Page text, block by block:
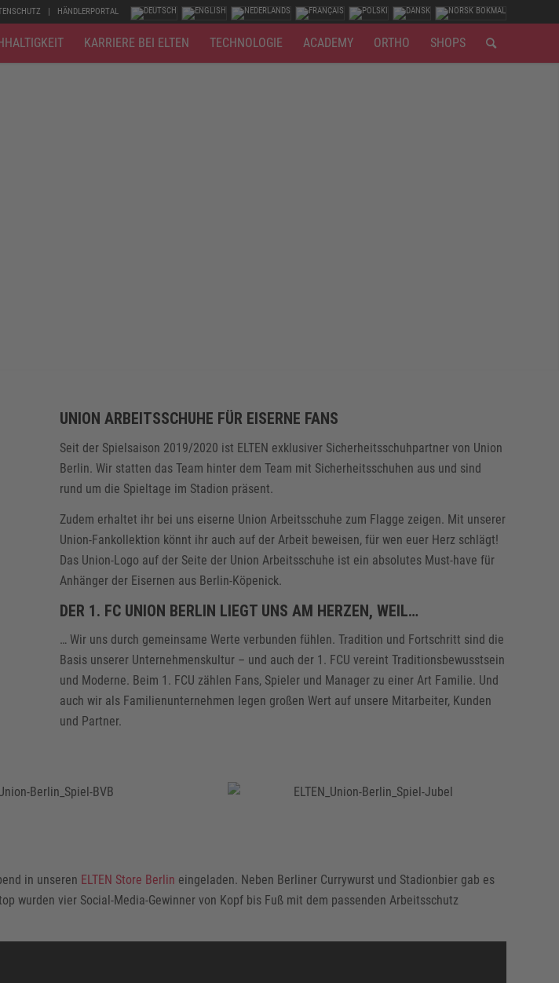
HÄNDLERPORTAL
KARRIERE BEI ELTEN TECHNOLOGIE ACADEMY ORTHO SHOPS
UNION ARBEITSSCHUHE FÜR EISERNE FANS
Seit der Spielsaison 2019/2020 ist ELTEN exklusiver Sicherheitsschuhpartner von Union
Berlin. Wir statten das Team hinter dem Team mit Sicherheitsschuhen aus und sind
rund um die Spieltage im Stadion präsent.
Zudem erhaltet ihr bei uns eiserne Union Arbeitsschuhe zum Flagge zeigen. Mit unserer
Union-Fankollektion könnt ihr auch auf der Arbeit beweisen, für wen euer Herz schlägt!
Das Union-Logo auf der Seite der Union Arbeitsschuhe ist ein absolutes Must-have für
Anhänger der Eisernen aus Berlin-Köpenick.
DER 1. FC UNION BERLIN LIEGT UNS AM HERZEN, WEIL…
… Wir uns durch gemeinsame Werte verbunden fühlen. Tradition und Fortschritt sind die
Basis unserer Unternehmenskultur – und auch der 1. FCU vereint Traditionsbewusstsein
und Moderne. Beim 1. FCU zählen Fans, Spieler und Manager zu einer Art Familie. Und
auch wir als Familienunternehmen legen großen Wert auf unsere Mitarbeiter, Kunden
und Partner.
in unseren ELTEN Store Berlin eingeladen. Neben Berliner Currywurst und Stadionbier gab es
wurden vier Social-Media-Gewinner von Kopf bis Fuß mit dem passenden Arbeitsschutz